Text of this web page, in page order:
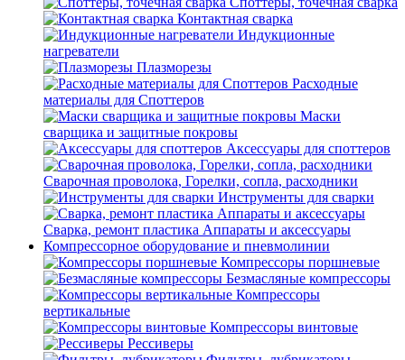
Контактная сварка
Индукционные
нагреватели
Плазморезы
Расходные
материалы для Споттеров
Маски
сварщика и защитные покровы
Аксессуары для споттеров
Сварочная проволока, Горелки, сопла, расходники
Инструменты для сварки
Сварка, ремонт пластика Аппараты и аксессуары
Компрессорное оборудование и пневмолинии
Компрессоры поршневые
Безмасляные компрессоры
Компрессоры
вертикальные
Компрессоры винтовые
Рессиверы